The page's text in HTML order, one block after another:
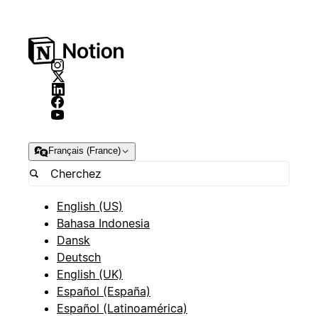
Français (France)
English (US)
Bahasa Indonesia
Dansk
Deutsch
English (UK)
Español (España)
Español (Latinoamérica)